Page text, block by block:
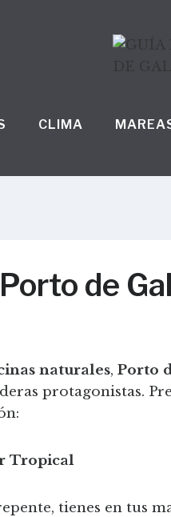
CLIMA
de
naturales, Porto
protagonistas.
Tropical
tienes en tus